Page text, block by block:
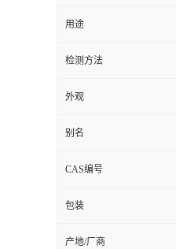
用途
检测方法
外观
别名
CAS编号
包装
产地/厂商